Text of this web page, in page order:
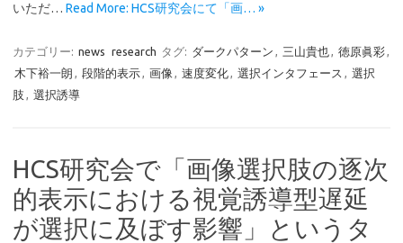
いただ… Read More: HCS研究会にて「画… »
カテゴリー: news research タグ: ダークパターン , 三山貴也, 徳原眞彩,
木下裕一朗 , 段階的表示, 画像 , 速度変化, 選択インタフェース , 選択
肢 , 選択誘導
HCS研究会で「画像選択肢の逐次
的表示における視覚誘導型遅延
が選択に及ぼす影響」というタ